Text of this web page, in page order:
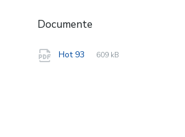
Documente
Hot 93
File
pdf
File
609 kB